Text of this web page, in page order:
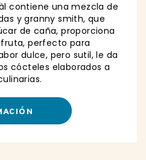
contiene una mezcla de
y granny smith, que
de caña, proporciona
perfecto para
dulce, pero sutil, le da
cócteles elaborados a